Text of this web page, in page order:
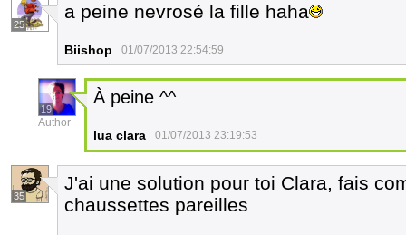
25
a peine nevrosé la fille haha
Biishop 01/07/2013 22:54:59
19
Author
À peine ^^
lua clara 01/07/2013 23:19:53
35
J'ai une solution pour toi Clara, fais
chaussettes pareilles